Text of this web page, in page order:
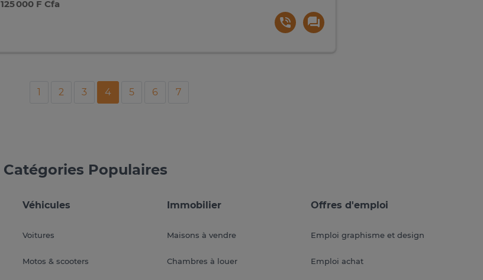
125 000 F Cfa
1 2 3 4 5 6 7
Catégories Populaires
Véhicules
Voitures
Motos & scooters
Immobilier
Maisons à vendre
Chambres à louer
Offres d'emploi
Emploi graphisme et design
Emploi achat